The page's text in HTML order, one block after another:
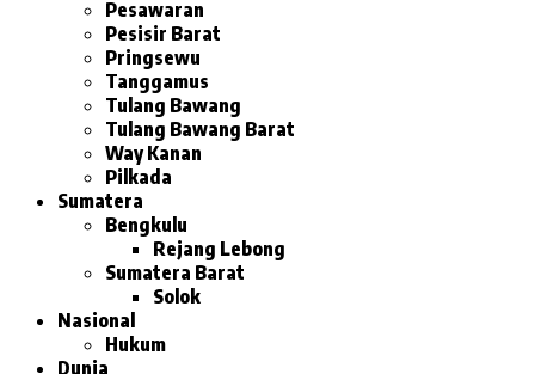
Pesawaran
Pesisir Barat
Pringsewu
Tanggamus
Tulang Bawang
Tulang Bawang Barat
Way Kanan
Pilkada
Sumatera
Bengkulu
Rejang Lebong
Sumatera Barat
Solok
Nasional
Hukum
Dunia